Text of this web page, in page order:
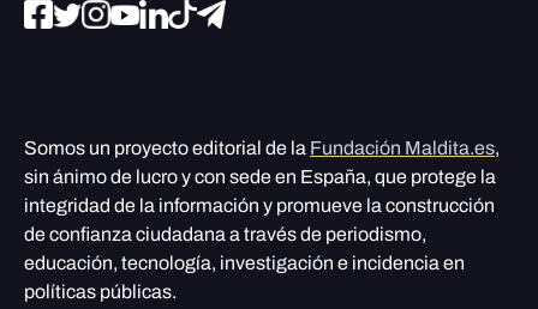
Somos un proyecto editorial de la Fundación Maldita.es,
sin ánimo de lucro y con sede en España, que protege la
integridad de la información y promueve la construcción
de confianza ciudadana a través de periodismo,
educación, tecnología, investigación e incidencia en
políticas públicas.